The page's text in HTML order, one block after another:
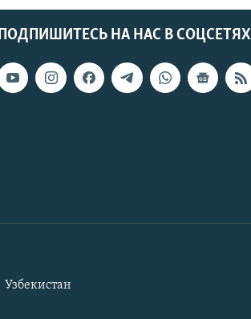
ПОДПИШИТЕСЬ НА НАС В СОЦСЕТЯХ
Узбекистан